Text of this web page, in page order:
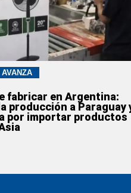
fabricar en Argentina:
producción a Paraguay
por importar productos